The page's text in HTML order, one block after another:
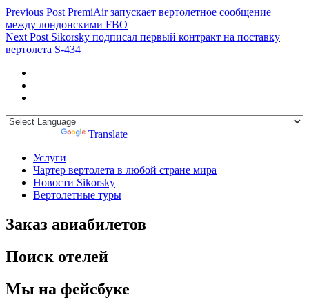
Previous Post PremiAir запускает вертолетное сообщение
между лондонскими FBO
Next Post Sikorsky подписал первый контракт на поставку
вертолета S-434
Translate
Услуги
Чартер вертолета в любой стране мира
Новости Sikorsky
Вертолетные туры
Заказ авиабилетов
Поиск отелей
Мы на фейсбуке